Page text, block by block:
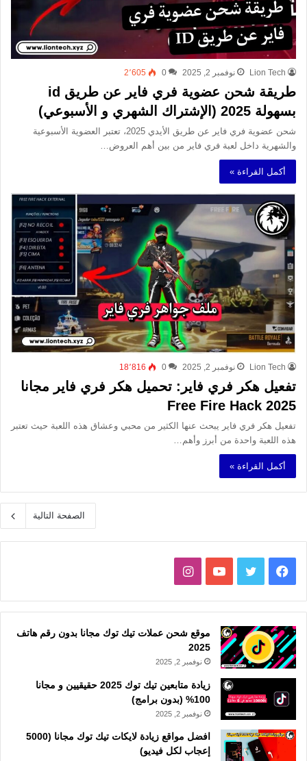
Lion Tech نوفمبر 2, 2025 0 2٬605
طريقة شحن عضوية فري فاير عن طريق id
بسهولة 2025 (الإشتراك الشهري و الأسبوعي)
شحن عضوية فري فاير عن طريق الأيدي 2025، تعتبر العضوية الأسبوعية
والشهرية داخل لعبة فري فاير من بين أهم العروض…
أكمل القراءة »
Lion Tech نوفمبر 2, 2025 0 18٬816
تفعيل هكر فري فاير: تحميل هكر فري فاير مجانا
2025 Free Fire Hack
تفعيل هكر فري فاير يبحث عنها الكثير من محبي وعشاق هذه اللعبة حيث تعتبر
هذه اللعبة واحدة من أبرز وأهم…
أكمل القراءة »
الصفحة التالية
فيسبوك تويتر يوتيوبانستقرام
موقع شحن عملات تيك توك مجانا بدون رقم هاتف
2025
نوفمبر 2, 2025
زيادة متابعين تيك توك 2025 حقيقيين و مجانا
100% (بدون برامج)
نوفمبر 2, 2025
افضل مواقع زيادة لايكات تيك توك مجانا (5000
إعجاب لكل فيديو)